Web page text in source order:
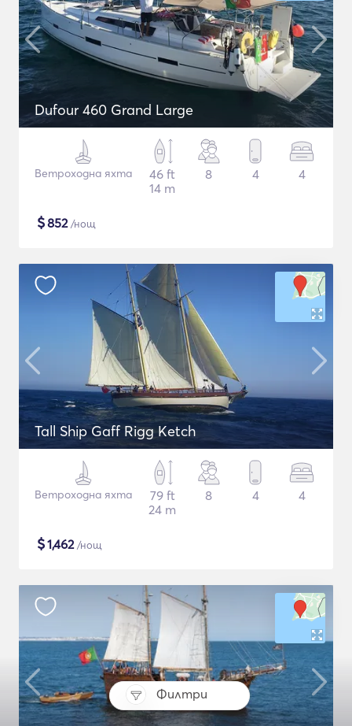
Филтри
Dufour 460 Grand Large
Ветроходна яхта
46 ft
14 m
8 4 4
$852/нощ
Tall Ship Gaff Rigg Ketch
Ветроходна яхта
79 ft
24 m
8 4 4
$1,462/нощ